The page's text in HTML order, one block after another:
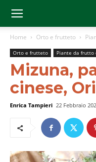
Home Orto e frutteto
Orto e frutteto Piante da frutto
Mizuna,
cinese,
Enrica Tampieri 22 Febbraio